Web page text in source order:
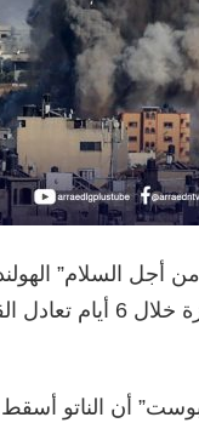
السلام”
المتفجرات التي ألقتها